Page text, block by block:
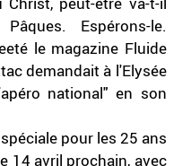
Espérons-le.
le magazine Fluide
demandait à l'Elysée
national" en son
pour les 25 ans
14 avril prochain, avec